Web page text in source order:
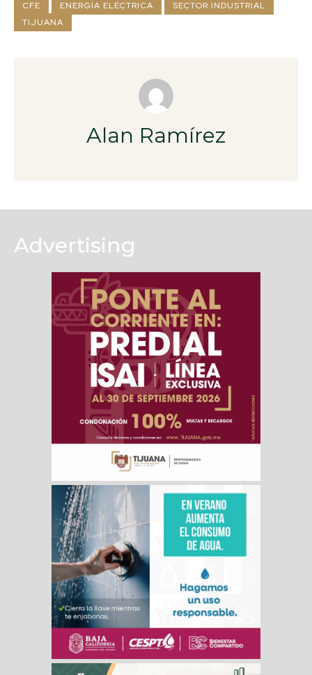
CFE ENERGÍA ELÉCTRICA
SECTOR INDUSTRIAL
TIJUANA
Alan Ramírez
Advertising